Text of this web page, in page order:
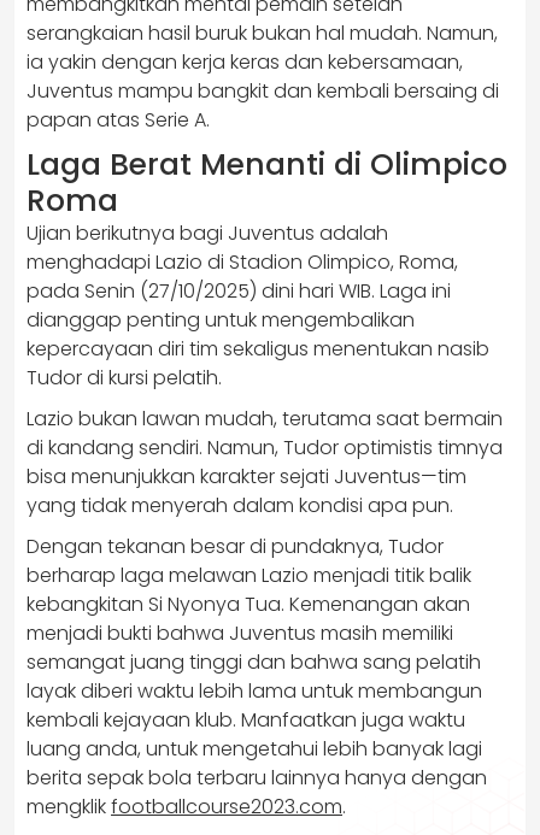
serangkaian hasil buruk bukan hal mudah. Namun,
ia yakin dengan kerja keras dan kebersamaan,
Juventus mampu bangkit dan kembali bersaing di
papan atas Serie A.
Laga Berat Menanti di Olimpico
Roma
Ujian berikutnya bagi Juventus adalah
menghadapi Lazio di Stadion Olimpico, Roma,
pada Senin (27/10/2025) dini hari WIB. Laga ini
dianggap penting untuk mengembalikan
kepercayaan diri tim sekaligus menentukan nasib
Tudor di kursi pelatih.
Lazio bukan lawan mudah, terutama saat bermain
di kandang sendiri. Namun, Tudor optimistis timnya
bisa menunjukkan karakter sejati Juventus—tim
yang tidak menyerah dalam kondisi apa pun.
Dengan tekanan besar di pundaknya, Tudor
berharap laga melawan Lazio menjadi titik balik
kebangkitan Si Nyonya Tua. Kemenangan akan
menjadi bukti bahwa Juventus masih memiliki
semangat juang tinggi dan bahwa sang pelatih
layak diberi waktu lebih lama untuk membangun
kembali kejayaan klub. Manfaatkan juga waktu
luang anda, untuk mengetahui lebih banyak lagi
berita sepak bola terbaru lainnya hanya dengan
mengklikfootballcourse2023.com.